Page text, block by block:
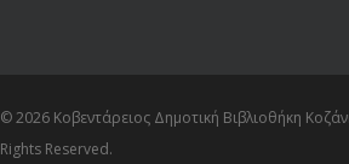
© 2026 Κοβεντάρειος Δημοτική Βιβλιοθήκη
Rights Reserved.